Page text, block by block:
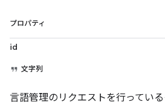
プロパティ
id
文字列
言語管理のリクエストを行ってい